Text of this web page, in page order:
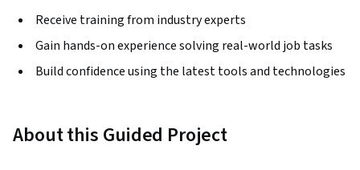
Receive training from industry experts
Gain hands-on experience solving real-world job tasks
Build confidence using the latest tools and technologies
About this Guided Project